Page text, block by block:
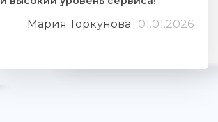
Мария Торкунова 01.01.2026